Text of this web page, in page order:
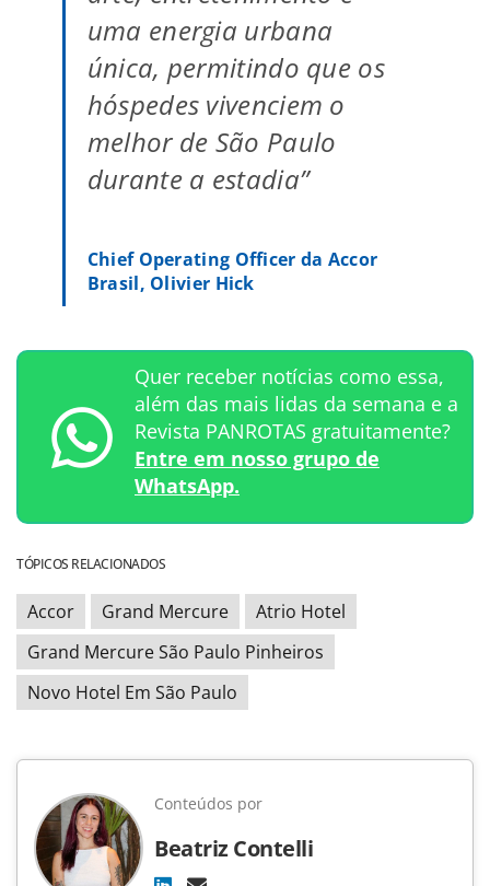
uma energia urbana
única, permitindo que os
hóspedes vivenciem o
melhor de São Paulo
durante a estadia”
Chief Operating Officer da Accor
Brasil, Olivier Hick
Quer receber notícias como essa,
além das mais lidas da semana e a
Revista PANROTAS gratuitamente?
Entre em nosso grupo de
WhatsApp.
TÓPICOS RELACIONADOS
Accor Grand Mercure
Atrio Hotel
Grand Mercure São Paulo Pinheiros
Novo Hotel Em São Paulo
Conteúdos por
Beatriz Contelli